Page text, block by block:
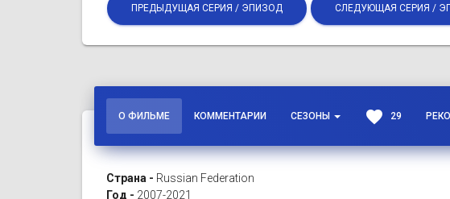
ПРЕДЫДУЩАЯ СЕРИЯ / ЭПИЗОД СЛЕДУЮЩАЯ СЕРИЯ /
О ФИЛЬМЕ КОММЕНТАРИИ СЕЗОНЫ favorite 29
Страна - Russian Federation
Год - 2007-2021